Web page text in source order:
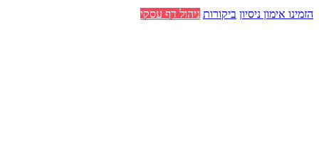
הזמינו אימון ניסיון ביקורות ניהול דף עסקי